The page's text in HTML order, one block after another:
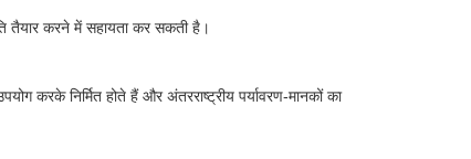
तैयार करने में सहायता कर सकती है।
करके निर्मित होते हैं और अंतरराष्ट्रीय पर्यावरण-मानकों का